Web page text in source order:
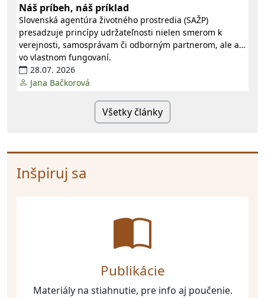
Náš príbeh, náš príklad
Slovenská agentúra životného prostredia (SAŽP)
presadzuje princípy udržateľnosti nielen smerom k
verejnosti, samosprávam či odborným partnerom, ale aj
vo vlastnom fungovaní.
28.07. 2026
Jana Bačkorová
Všetky články
Inšpiruj sa
Publikácie
Materiály na stiahnutie, pre info aj poučenie.